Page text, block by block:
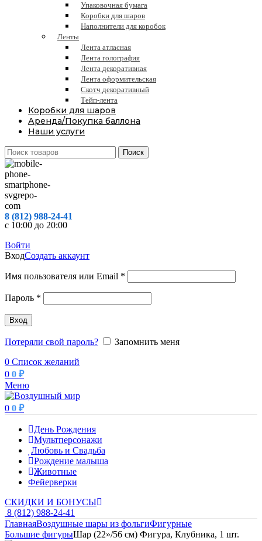
Упаковочная бумага
Коробки для шаров
Наполнители для коробок
Ленты
Лента атласная
Лента голография
Лента декоративная
Лента оформительская
Скотч декоративный
Тейп-лента
Коробки для шаров
Аренда/Покупка баллона
Наши услуги
Поиск
8 (812) 988-24-41
с 10:00 до 20:00
Войти
ВходСоздать аккаунт
Имя пользователя или Email *
Пароль *
Вход
Потеряли свой пароль?
Запомнить меня
0 Список желаний
0 0 ₽
Меню
0 0 ₽
День Рождения
Мультперсонажи
Любовь и Свадьба
Рождение малыша
Животные
Фейерверки
СКИДКИ И БОНУСЫ
8 (812) 988-24-41
ГлавнаяВоздушные шары из фольгиФигурные
Большие фигурыШар (22»/56 см) Фигура, Клубника, 1 шт.